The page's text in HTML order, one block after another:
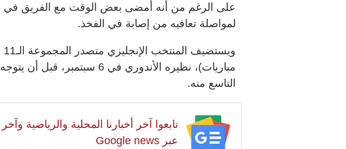
على الرغم من أنه أمضى بعض الوقت مع الفريق في
لمواصلة تعافيه من إصابة في الفخذ.
مباريات)، نظيره الأندوري في 6
التاسع منه.
تابعوا آخر أخبارنا المحلية والرياضية
عبر Google news